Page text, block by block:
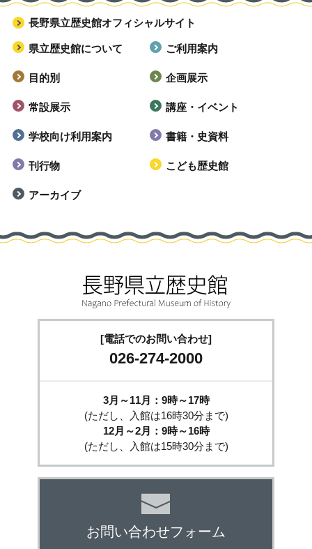
長野県立歴史館オフィシャルサイト
県立歴史館について ご利用案内
目的別 企画展示
常設展示 講座・イベント
学校向け利用案内 書籍・史資料
刊行物 こども歴史館
アーカイブ
[電話でのお問い合わせ]
026-274-2000
3月～11月：9時～17時
(ただし、入館は16時30分まで)
12月～2月：9時～16時
(ただし、入館は15時30分まで)
お問い合わせフォーム